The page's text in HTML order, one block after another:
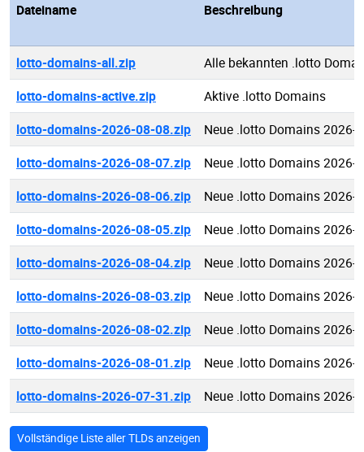
Dateiname Beschreibung
lotto-domains-all.zip
Alle bekannten .lotto
lotto-domains-active.zip
Aktive .lotto Domains
lotto-domains-2026-08-08.zip
Neue .lotto Domains 2026-
lotto-domains-2026-08-07.zip
Neue .lotto Domains 2026-
lotto-domains-2026-08-06.zip
Neue .lotto Domains 2026-
lotto-domains-2026-08-05.zip
Neue .lotto Domains 2026-
lotto-domains-2026-08-04.zip
Neue .lotto Domains 2026-
lotto-domains-2026-08-03.zip
Neue .lotto Domains 2026-
lotto-domains-2026-08-02.zip
Neue .lotto Domains 2026-
lotto-domains-2026-08-01.zip
Neue .lotto Domains 2026-
lotto-domains-2026-07-31.zip
Neue .lotto Domains 2026-
Vollständige Liste aller TLDs anzeigen